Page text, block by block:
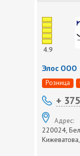
4.9
Элос ООО
Розница
+ 375
Адрес:
220024,